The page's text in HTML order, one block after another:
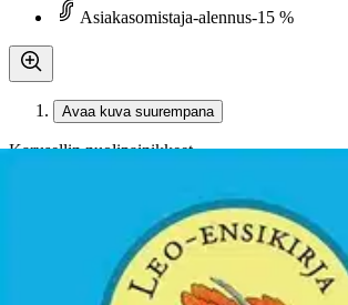
Asiakasomistaja-alennus-15 %
Avaa kuva suurempana
Karusellin nuolipainikkeet
Donaldson, Etsi Leo